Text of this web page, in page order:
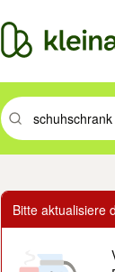
Suchbegriff
Bitte aktualisiere